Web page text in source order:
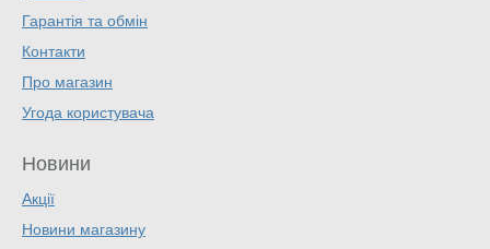
Гарантія та обмін
Контакти
Про магазин
Угода користувача
Новини
Акції
Новини магазину